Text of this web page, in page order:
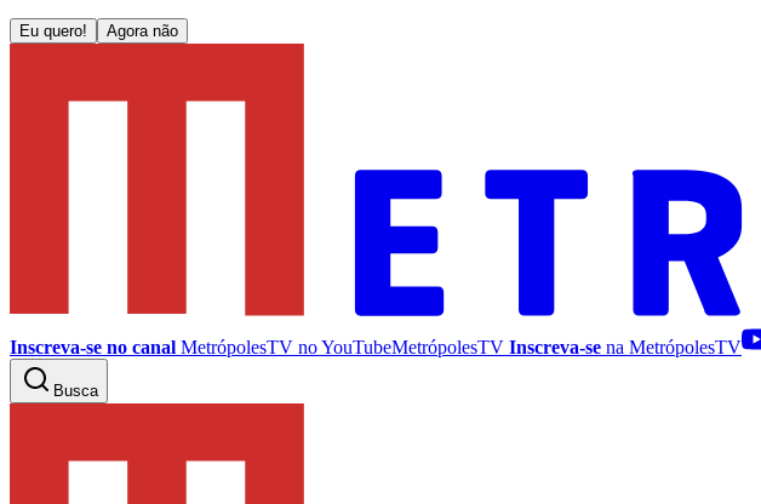
Eu quero! Agora não
Inscreva-se no canal MetrópolesTV noYouTubeMetrópolesTV Inscreva-se na MetrópolesTV
Busca